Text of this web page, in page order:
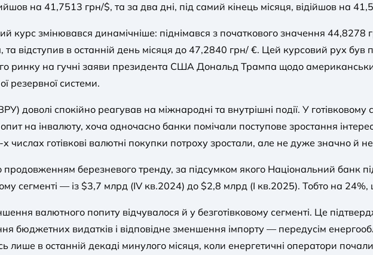
на 41,7513 грн/$, та за два дні, під самий кінець місяця, відійшов на
курс змінювався динамічніше: піднімався з початкового значення 44,8278
відступив в останній день місяця до 47,2840 грн/ €. Цей курсовий рух був
ринку на гучні заяви президента США Дональд Трампа щодо
резервної системи.
доволі спокійно реагував на міжнародні та внутрішні події. У готівковому
на інвалюту, хоча одночасно банки помічали поступове зростання
числах готівкові валютні покупки потроху зростали, але не дуже значно й
березневого тренду, за підсумком якого Національний банк
сегменті — із $3,7 млрд (IV кв.2024) до $2,8 млрд (I кв.2025). Тобто на
валютного попиту відчувалося й у безготівковому сегменті. Це
бюджетних видатків і відповідне зменшення імпорту — передусім
лише в останній декаді минулого місяця, коли енергетичні оператори